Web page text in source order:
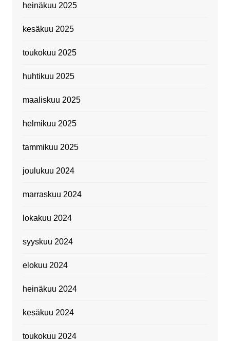
heinäkuu 2025
kesäkuu 2025
toukokuu 2025
huhtikuu 2025
maaliskuu 2025
helmikuu 2025
tammikuu 2025
joulukuu 2024
marraskuu 2024
lokakuu 2024
syyskuu 2024
elokuu 2024
heinäkuu 2024
kesäkuu 2024
toukokuu 2024